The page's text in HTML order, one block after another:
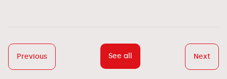
Previous See all Next